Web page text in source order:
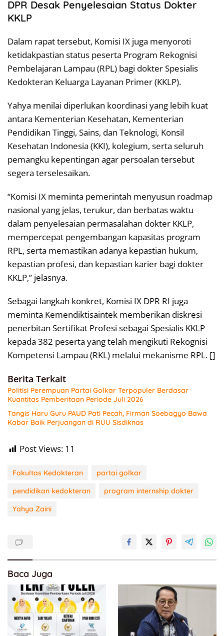
DPR Desak Penyelesaian Status Dokter
KKLP
Dalam rapat tersebut, Komisi IX juga menyoroti
ketidakpastian status peserta Program Rekognisi
Pembelajaran Lampau (RPL) bagi dokter Spesialis
Kedokteran Keluarga Layanan Primer (KKLP).
Yahya menilai diperlukan koordinasi yang lebih kuat
antara Kementerian Kesehatan, Kementerian
Pendidikan Tinggi, Sains, dan Teknologi, Konsil
Kesehatan Indonesia (KKI), kolegium, serta seluruh
pemangku kepentingan agar persoalan tersebut
segera terselesaikan.
“Komisi IX meminta pemerintah menyusun roadmap
nasional yang jelas, terukur, dan berbatas waktu
dalam penyelesaian permasalahan dokter KKLP,
mempercepat pengembangan kapasitas program
RPL, serta memastikan adanya kepastian hukum,
kepastian profesi, dan kepastian karier bagi dokter
KKLP,” jelasnya.
Sebagai langkah konkret, Komisi IX DPR RI juga
meminta Kemendiktisaintek memberikan diskresi
penerbitan Sertifikat Profesi sebagai Spesialis KKLP
kepada 382 peserta yang telah mengikuti Rekognisi
Kompetensi Lampau (RKL) melalui mekanisme RPL. []
Berita Terkait
Politisi Perempuan Partai Golkar Terpopuler Berdasar
Kuantitas Pemberitaan Periode Juli 2026
Tangis Haru Guru PAUD Pati Pecah, Firman Soebagyo Bawa
Kabar Baik Perjuangan di RUU Sisdiknas
Post Views: 11
Fakultas Kedokteran
partai golkar
pendidikan kedokteran
program internship dokter
Yahya Zaini
Baca Juga